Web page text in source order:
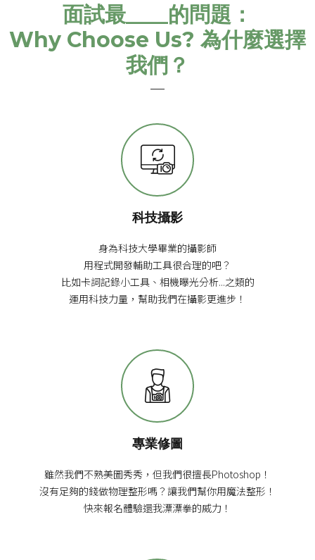
面試最____的問題：
Why Choose Us? 為什麼選擇
我們？
科技攝影
身為科技大學畢業的攝影師
用程式開發輔助工具很合理的吧？
比如卡詞記錄小工具、相機曝光分析...之類的
運用科技力量，幫助我們在攝影更進步！
專業修圖
雖然我們不熟美圖秀秀，但我們很擅長Photoshop！
沒有足夠的錢做物理整形嗎？讓我們幫你用魔法整形！
快來報名體驗還我漂漂拳的威力！